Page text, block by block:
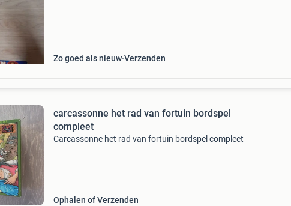
Zo goed als nieuw Verzenden
carcassonne het rad van fortuin bordspel
compleet
Carcassonne het rad van fortuin bordspel compleet
Ophalen of Verzenden